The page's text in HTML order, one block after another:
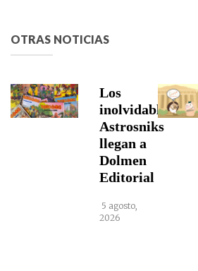
OTRAS NOTICIAS
Los
inolvidables
Astrosniks
llegan a
Dolmen
Editorial
5 agosto,
2026